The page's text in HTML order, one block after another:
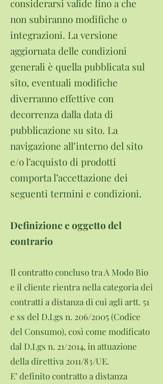
considerarsi valide fino a che
non subiranno modifiche o
integrazioni. La versione
aggiornata delle condizioni
generali è quella pubblicata sul
sito, eventuali modifiche
diverranno effettive con
decorrenza dalla data di
pubblicazione su sito. La
navigazione all’interno del sito
e/o l’acquisto di prodotti
comporta l’accettazione dei
seguenti termini e condizioni.
Definizione e oggetto del
contrario
Il contratto concluso tra A Modo Bio
e il cliente rientra nella categoria dei
contratti a distanza di cui agli artt. 51
e ss del D.Lgs n. 206/2005 (Codice
del Consumo), così come modificato
dal D.Lgs n. 21/2014, in attuazione
della direttiva 2011/83/UE.
E’ definito contratto a distanza